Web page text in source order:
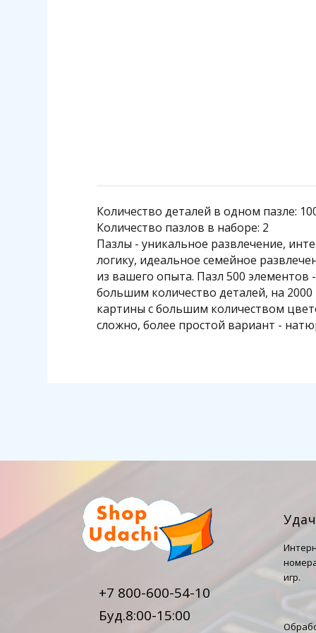
Количество деталей в одном пазле:
Количество пазлов в наборе: 2
Пазлы - уникальное развлечение,
логику, идеальное семейное
из вашего опыта. Пазл 500 элементов
большим количество деталей, на
картины с большим количеством
сложно, более простой вариант -
+7 800-600-54-10
Буд.8:00-15:00
игр.